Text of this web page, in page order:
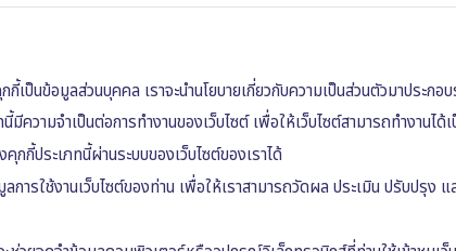
เป็นข้อมูลส่วนบุคคล เราจะนำนโยบายเกี่ยวกับความเป็นส่วนตัวมาประก
มีความจำเป็นต่อการทำงานของเว็บไซต์ เพื่อให้เว็บไซต์สามารถทำงานไ
กกี้ประเภทนี้ผ่านระบบของเว็บไซต์ของเราได้
ลการใช้งานเว็บไซต์ของท่าน เพื่อให้เราสามารถวัดผล ประเมิน ปรับปรุ